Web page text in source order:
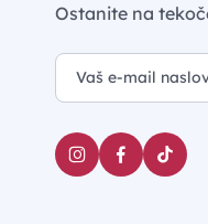
Ostanite na